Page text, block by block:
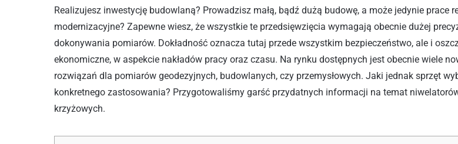
Realizujesz inwestycję budowlaną? Prowadzisz małą, bądź dużą budowę, a może jedynie prace
modernizacyjne? Zapewne wiesz, że wszystkie te przedsięwzięcia wymagają obecnie dużej
dokonywania pomiarów. Dokładność oznacza tutaj przede wszystkim bezpieczeństwo, ale i
ekonomiczne, w aspekcie nakładów pracy oraz czasu. Na rynku dostępnych jest obecnie wiele
rozwiązań dla pomiarów geodezyjnych, budowlanych, czy przemysłowych. Jaki jednak sprzęt
konkretnego zastosowania? Przygotowaliśmy garść przydatnych informacji na temat
krzyżowych.